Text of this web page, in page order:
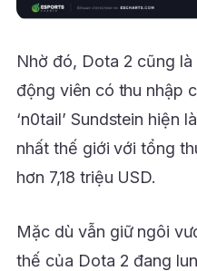
Nhờ đó, Dota 2 cũng là
động viên có thu nhập
‘n0tail’ Sundstein hiện
nhất thế giới với tổng
hơn 7,18 triệu USD.
Mặc dù vẫn giữ ngôi
thế của Dota 2 đang